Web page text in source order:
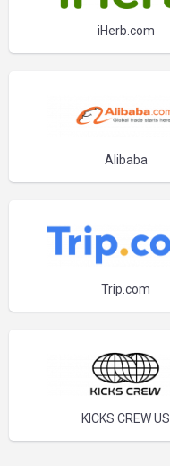
iHerb.com
Alibaba
Trip.com
KICKS CREW US